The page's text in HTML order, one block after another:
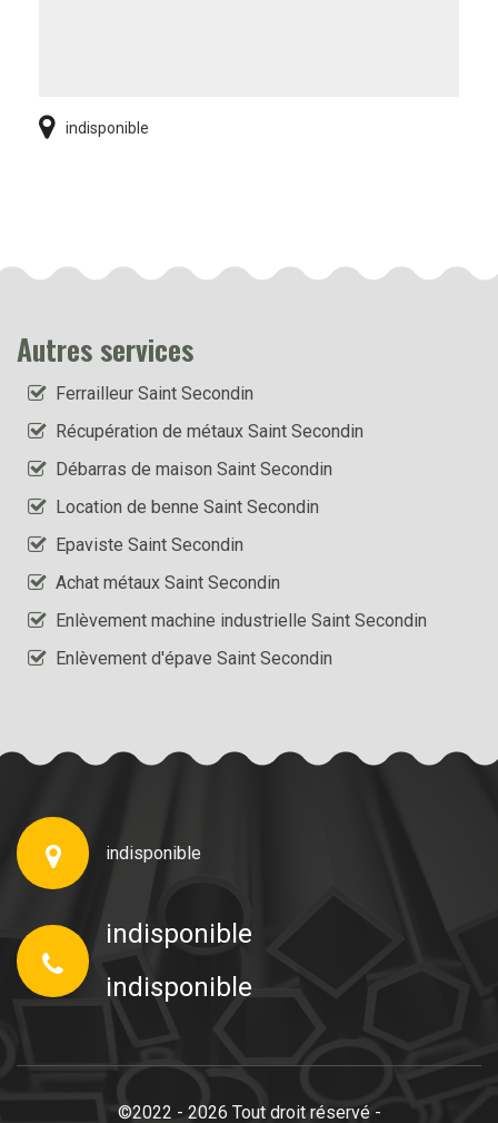
indisponible
Autres services
Ferrailleur Saint Secondin
Récupération de métaux Saint Secondin
Débarras de maison Saint Secondin
Location de benne Saint Secondin
Epaviste Saint Secondin
Achat métaux Saint Secondin
Enlèvement machine industrielle Saint Secondin
Enlèvement d'épave Saint Secondin
indisponible
indisponible
indisponible
©2022 - 2026 Tout droit réservé -